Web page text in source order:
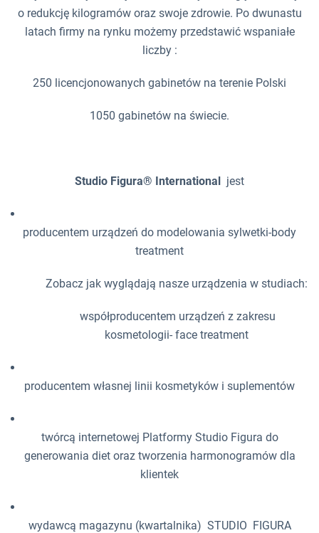
o redukcję kilogramów oraz swoje zdrowie. Po dwunastu
latach firmy na rynku możemy przedstawić wspaniałe
liczby :
250 licencjonowanych gabinetów na terenie Polski
1050 gabinetów na świecie.
Studio Figura® International jest
producentem urządzeń do modelowania sylwetki-body
treatment
Zobacz jak wyglądają nasze urządzenia w studiach:
współproducentem urządzeń z zakresu
kosmetologii- face treatment
producentem własnej linii kosmetyków i suplementów
twórcą internetowej Platformy Studio Figura do
generowania diet oraz tworzenia harmonogramów dla
klientek
wydawcą magazynu (kwartalnika) STUDIO FIGURA